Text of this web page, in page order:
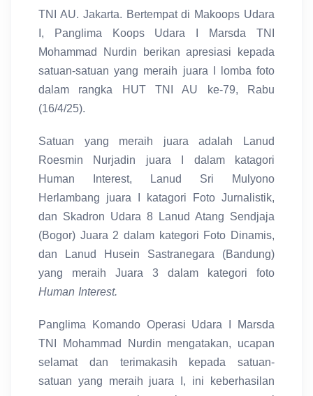
TNI AU. Jakarta. Bertempat di Makoops Udara
I, Panglima Koops Udara I Marsda TNI
Mohammad Nurdin berikan apresiasi kepada
satuan-satuan yang meraih juara I lomba foto
dalam rangka HUT TNI AU ke-79, Rabu
(16/4/25).
Satuan yang meraih juara adalah Lanud
Roesmin Nurjadin juara I dalam katagori
Human Interest, Lanud Sri Mulyono
Herlambang juara I katagori Foto Jurnalistik,
dan Skadron Udara 8 Lanud Atang Sendjaja
(Bogor) Juara 2 dalam kategori Foto Dinamis,
dan Lanud Husein Sastranegara (Bandung)
yang meraih Juara 3 dalam kategori foto
Human Interest.
Panglima Komando Operasi Udara I Marsda
TNI Mohammad Nurdin mengatakan, ucapan
selamat dan terimakasih kepada satuan-
satuan yang meraih juara I, ini keberhasilan